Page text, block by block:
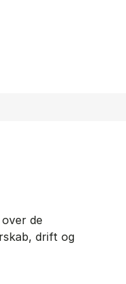
de
drift og